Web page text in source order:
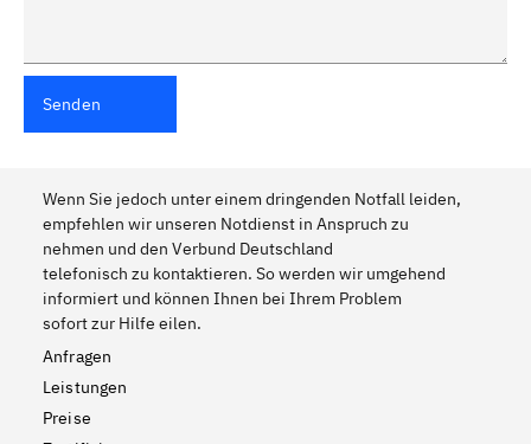
Senden
Wenn Sie jedoch unter einem dringenden Notfall leiden,
empfehlen wir unseren Notdienst in Anspruch zu
nehmen und den Verbund Deutschland
telefonisch zu kontaktieren. So werden wir umgehend
informiert und können Ihnen bei Ihrem Problem
sofort zur Hilfe eilen.
Anfragen
Leistungen
Preise